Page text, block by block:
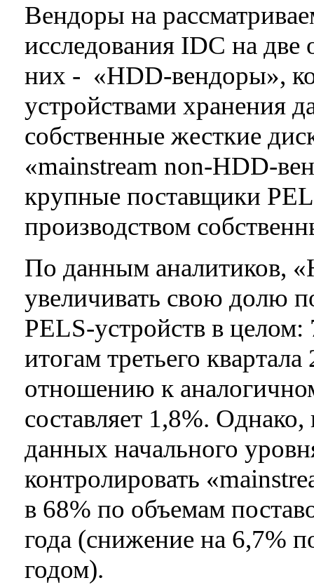
Вендоры на
исследования IDC на две
них - «HDD-вендоры»,
устройствами хранения
собственные жесткие
«mainstream non-HDD-
крупные поставщики
производством
По данным аналитиков,
увеличивать свою долю
PELS-устройств в
итогам третьего
отношению к
составляет 1,8%. Однако,
данных начального
контролировать
в 68% по объемам
года (снижение на 6,7%
годом).